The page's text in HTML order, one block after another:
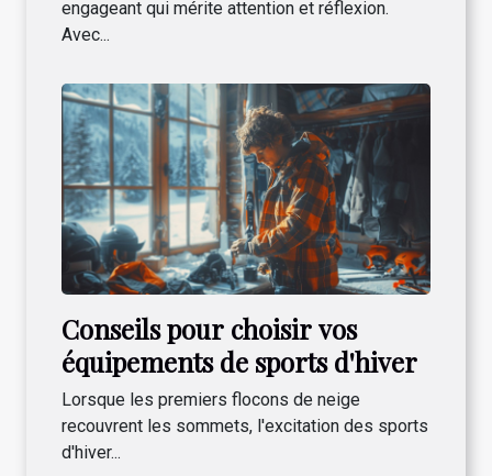
engageant qui mérite attention et réflexion.
Avec...
Conseils pour choisir vos
équipements de sports d'hiver
Lorsque les premiers flocons de neige
recouvrent les sommets, l'excitation des sports
d'hiver...